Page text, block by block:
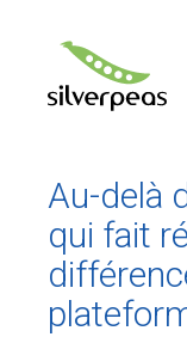
Au-delà
qui fait